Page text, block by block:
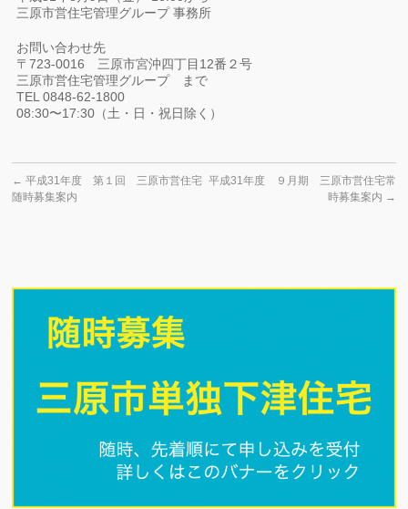
三原市営住宅管理グループ 事務所
お問い合わせ先
〒723-0016 三原市宮沖四丁目12番２号
三原市営住宅管理グループ まで
TEL 0848-62-1800
08:30〜17:30（土・日・祝日除く）
← 平成31年度 第１回 三原市営住宅
随時募集案内
平成31年度 ９月期 三原市営住宅常
時募集案内 →